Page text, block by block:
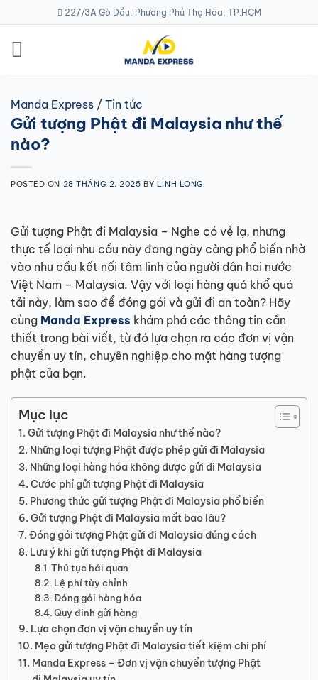
to
content
227/3A Gò Dầu, Phường Phú Thọ Hòa, TP.HCM
Manda Express / Tin tức
Gửi tượng Phật đi Malaysia như thế
nào?
POSTED ON 28 THÁNG 2, 2025 BY LINH LONG
Gửi tượng Phật đi Malaysia – Nghe có vẻ lạ, nhưng
thực tế loại nhu cầu này đang ngày càng phổ biến nhờ
vào nhu cầu kết nối tâm linh của người dân hai nước
Việt Nam – Malaysia. Vậy với loại hàng quá khổ quá
tải này, làm sao để đóng gói và gửi đi an toàn? Hãy
cùng Manda Express khám phá các thông tin cần
thiết trong bài viết, từ đó lựa chọn ra các đơn vị vận
chuyển uy tín, chuyên nghiệp cho mặt hàng tượng
phật của bạn.
Mục lục
Gửi tượng Phật đi Malaysia như thế nào?
Những loại tượng Phật được phép gửi đi Malaysia
Những loại hàng hóa không được gửi đi Malaysia
Cước phí gửi tượng Phật đi Malaysia
Phương thức gửi tượng Phật đi Malaysia phổ biến
Gửi tượng Phật đi Malaysia mất bao lâu?
Đóng gói tượng Phật gửi đi Malaysia đúng cách
Lưu ý khi gửi tượng Phật đi Malaysia
Thủ tục hải quan
Lệ phí tùy chỉnh
Đóng gói hàng hóa
Quy định gửi hàng
Lựa chọn đơn vị vận chuyển uy tín
Mẹo gửi tượng Phật đi Malaysia tiết kiệm chi phí
Manda Express – Đơn vị vận chuyển tượng Phật